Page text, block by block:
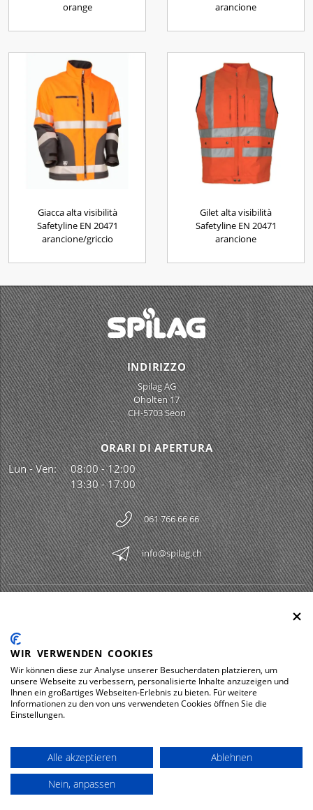
orange
arancione
Giacca alta visibilità
Safetyline EN 20471
arancione/griccio
Gilet alta visibilità
Safetyline EN 20471
arancione
INDIRIZZO
Spilag AG
Oholten 17
CH-5703 Seon
ORARI DI APERTURA
Lun - Ven:
08:00 - 12:00
13:30 - 17:00
061 766 66 66
info@spilag.ch
LEGAL
DOWNLOADS
© 2026 Spilag AG
WIR VERWENDEN COOKIES
Wir können diese zur Analyse unserer Besucherdaten platzieren, um
unsere Webseite zu verbessern, personalisierte Inhalte anzuzeigen und
Ihnen ein großartiges Webseiten-Erlebnis zu bieten. Für weitere
Informationen zu den von uns verwendeten Cookies öffnen Sie die
Einstellungen.
Alle akzeptieren
Ablehnen
Nein, anpassen